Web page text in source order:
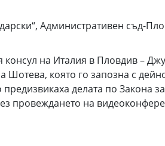
Административен съд-
на Италия в Пловдив –
която го запозна с
делата по Закона
провеждането на